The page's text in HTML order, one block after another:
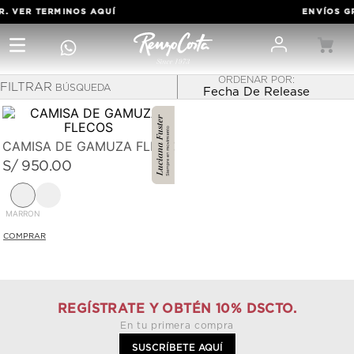
VER TERMINOSAQUÍ ENVÍOS
Fecha De Release
FILTRAR
CAMISA DE GAMUZA FLECOS
S/ 950.00
MARRON
REGÍSTRATE Y OBTÉN 10% DSCTO.
En tu primera compra
SUSCRÍBETE AQUÍ